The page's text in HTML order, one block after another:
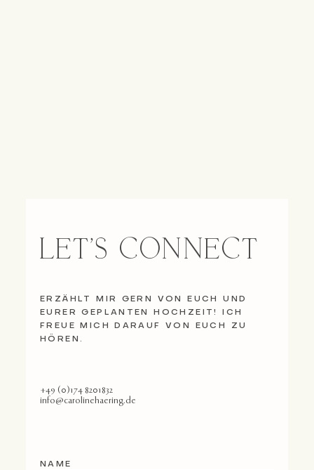
LET'S CONNECT
ERZÄHLT MIR GERN VON EUCH UND
EURER GEPLANTEN HOCHZEIT! ICH
FREUE MICH DARAUF VON EUCH ZU
HÖREN.
+49 (0)174 8201832
info@carolinehaering.de
NAME